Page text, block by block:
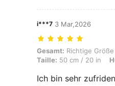
i***7 3 Mar,2026
Gesamt: Richtige Größe,
Gesamt: Richtige Größe
Taille: 50 cm / 20 in
Ich bin sehr zufriden